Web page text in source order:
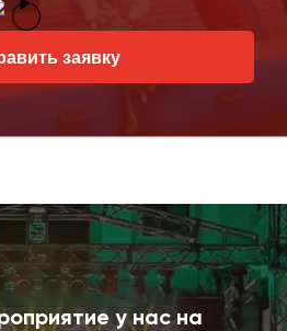
заявку
у нас на